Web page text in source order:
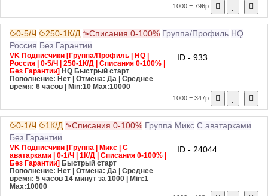
1000 = 796р.
0-5/Ч 250-1К/Д Списания 0-100% Группа/Профиль HQ
Россия Без Гарантии
VK Подписчики [Группа/Профиль | HQ |
Россия | 0-5/Ч | 250-1К/Д | Списания 0-100% |
Без Гарантии] HQ Быстрый старт
Пополнение: Нет | Отмена: Да | Среднее
время: 6 часов
| Min:10 Max:10000
ID - 933
1000 = 347р.
0-1/Ч 1К/Д Списания 0-100% Группа Микс С аватарками
Без Гарантии
VK Подписчики [Группа | Микс | С
аватарками | 0-1/Ч | 1К/Д | Списания 0-100% |
Без Гарантии] Быстрый старт
Пополнение: Нет | Отмена: Да | Среднее
время: 5 часов 14 минут за 1000
| Min:1
Max:10000
ID - 24044